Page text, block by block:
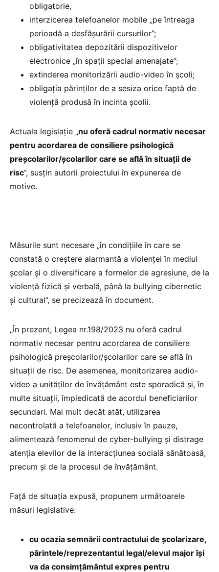
obligatorie,
interzicerea telefoanelor mobile „pe întreaga
perioadă a desfășurării cursurilor”;
obligativitatea depozitării dispozitivelor
electronice „în spații special amenajate”;
extinderea monitorizării audio-video în școli;
obligația părinților de a sesiza orice faptă de
violență produsă în incinta școlii.
Actuala legislație „nu oferă cadrul normativ necesar
pentru acordarea de consiliere psihologică
preșcolarilor/școlarilor care se află în situații de
risc”, susțin autorii proiectului în expunerea de
motive.
Măsurile sunt necesare „în condițiile în care se
constată o creștere alarmantă a violenței în mediul
școlar și o diversificare a formelor de agresiune, de la
violență fizică și verbală, până la bullying cibernetic
și cultural”, se precizează în document.
„În prezent, Legea nr.198/2023 nu oferă cadrul
normativ necesar pentru acordarea de consiliere
psihologică preșcolarilor/școlarilor care se află în
situații de risc. De asemenea, monitorizarea audio-
video a unităților de învățământ este sporadică și, în
multe situații, împiedicată de acordul beneficiarilor
secundari. Mai mult decât atât, utilizarea
necontrolată a telefoanelor, inclusiv în pauze,
alimentează fenomenul de cyber-bullying și distrage
atenția elevilor de la interacțiunea socială sănătoasă,
precum și de la procesul de învățământ.
Față de situația expusă, propunem următoarele
măsuri legislative:
cu ocazia semnării contractului de școlarizare,
părintele/reprezentantul legal/elevul major își
va da consimțământul expres pentru